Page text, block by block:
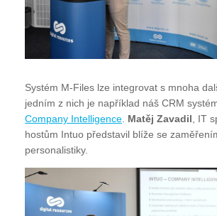
Systém M-Files lze integrovat s mnoha
jedním z nich je například náš CRM
Company Intelligence Matěj Zavadil , IT
hostům Intuo představil blíže se
personalistiky.